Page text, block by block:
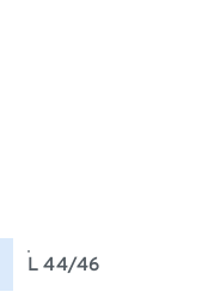
L 44/46